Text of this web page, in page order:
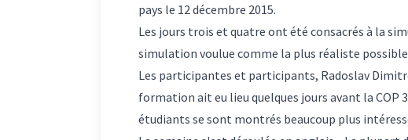
pays le 12 décembre 2015.
Les jours trois et quatre ont été consacrés à la
simulation voulue comme la plus réaliste
Les participantes et participants, Radoslav
formation ait eu lieu quelques jours avant la
étudiants se sont montrés beaucoup plus